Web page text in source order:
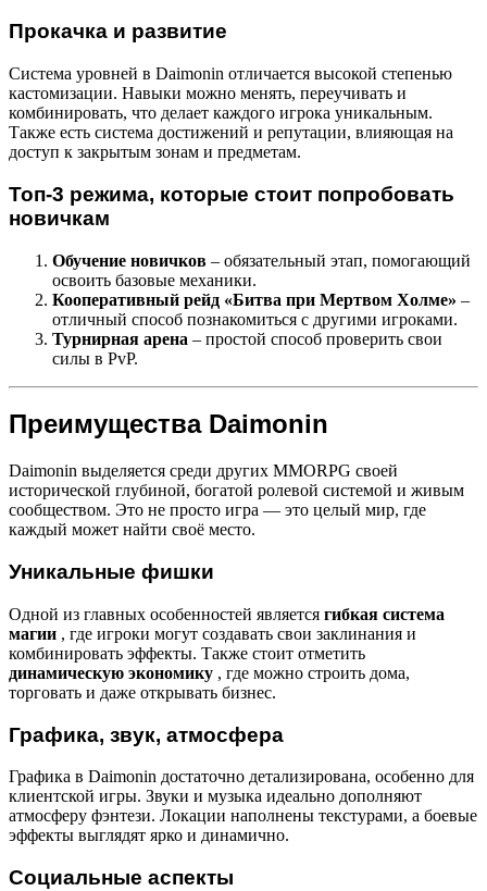
Прокачка и развитие
Система уровней в Daimonin отличается высокой степенью
кастомизации. Навыки можно менять, переучивать и
комбинировать, что делает каждого игрока уникальным.
Также есть система достижений и репутации, влияющая на
доступ к закрытым зонам и предметам.
Топ-3 режима, которые стоит попробовать
новичкам
Обучение новичков – обязательный этап, помогающий
освоить базовые механики.
Кооперативный рейд «Битва при Мертвом Холме» –
отличный способ познакомиться с другими игроками.
Турнирная арена – простой способ проверить свои
силы в PvP.
Преимущества Daimonin
Daimonin выделяется среди других MMORPG своей
исторической глубиной, богатой ролевой системой и живым
сообществом. Это не просто игра — это целый мир, где
каждый может найти своё место.
Уникальные фишки
Одной из главных особенностей является гибкая система
магии , где игроки могут создавать свои заклинания и
комбинировать эффекты. Также стоит отметить
динамическую экономику , где можно строить дома,
торговать и даже открывать бизнес.
Графика, звук, атмосфера
Графика в Daimonin достаточно детализирована, особенно для
клиентской игры. Звуки и музыка идеально дополняют
атмосферу фэнтези. Локации наполнены текстурами, а боевые
эффекты выглядят ярко и динамично.
Социальные аспекты